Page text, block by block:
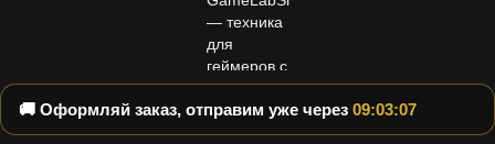
🚚 Оформляй заказ, отправим уже через 09:03:06